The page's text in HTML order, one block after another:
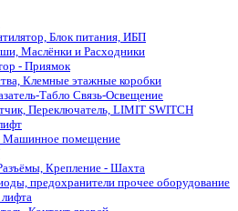
Блок питания, ИБП
Маслёнки и Расходники
- Приямок
Клемные этажные коробки
Табло Связь-Освещение
Переключатель, LIMIT SWITCH
Машинное помещение
Крепление - Шахта
предохранители прочее оборудование